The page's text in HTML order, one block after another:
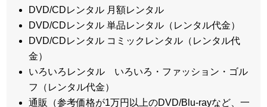
DVD/CDレンタル 月額レンタル
DVD/CDレンタル 単品レンタル（レンタル代金）
DVD/CDレンタル コミックレンタル（レンタル代
金）
いろいろレンタル いろいろ・ファッション・ゴル
フ（レンタル代金）
通販（参考価格が1万円以上のDVD/Blu-rayなど、一